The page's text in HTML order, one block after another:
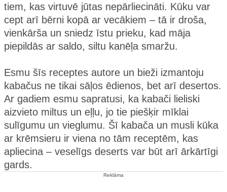
tiem, kas virtuvē jūtas nepārliecināti. Kūku var
cept arī bērni kopā ar vecākiem – tā ir droša,
vienkārša un sniedz īstu prieku, kad māja
piepildās ar saldo, siltu kanēļa smaržu.
Esmu šīs receptes autore un bieži izmantoju
kabačus ne tikai sāļos ēdienos, bet arī desertos.
Ar gadiem esmu sapratusi, ka kabači lieliski
aizvieto miltus un eļļu, jo tie piešķir mīklai
sulīgumu un vieglumu. Šī kabača un musli kūka
ar krēmsieru ir viena no tām receptēm, kas
apliecina – veselīgs deserts var būt arī ārkārtīgi
gards.
Reklāma